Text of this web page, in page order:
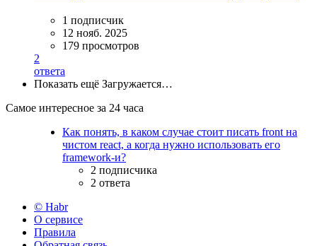
1 подписчик
12 нояб. 2025
179 просмотров
2
ответа
Показать ещё Загружается…
Самое интересное за 24 часа
Как понять, в каком случае стоит писать front на
чистом react, а когда нужно использовать его
framework-и?
2 подписчика
2 ответа
© Habr
О сервисе
Правила